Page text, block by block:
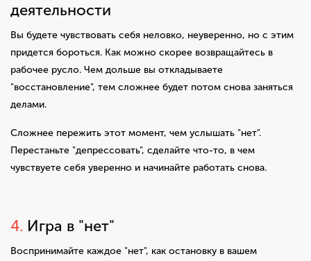
деятельности
Вы будете чувствовать себя неловко, неуверенно, но с этим
придется бороться. Как можно скорее возвращайтесь в
рабочее русло. Чем дольше вы откладываете
"восстановление", тем сложнее будет потом снова заняться
делами.
Сложнее пережить этот момент, чем услышать "нет".
Перестаньте "депрессовать", сделайте что-то, в чем
чувствуете себя уверенно и начинайте работать снова.
4. Игра в "нет"
Воспринимайте каждое "нет", как остановку в вашем